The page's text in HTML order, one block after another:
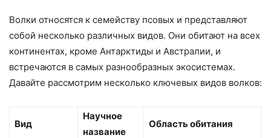
Волки относятся к семейству псовых и представляют
собой несколько различных видов. Они обитают на всех
континентах, кроме Антарктиды и Австралии, и
встречаются в самых разнообразных экосистемах.
Давайте рассмотрим несколько ключевых видов волков:
Вид
Научное
название
Область обитания